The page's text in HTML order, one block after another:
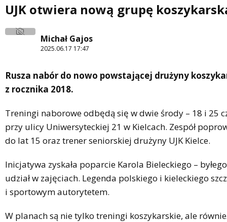
UJK otwiera nową grupę
Michał Gajos
2025.06.17 17:47
Rusza nabór do nowo powstającej drużyny
z rocznika 2018.
Treningi naborowe odbędą się w dwie środy – 18 i 25
przy ulicy Uniwersyteckiej 21 w Kielcach. Zespół
do lat 15 oraz trener seniorskiej drużyny UJK Kielce.
Inicjatywa zyskała poparcie Karola Bieleckiego –
udział w zajęciach. Legenda polskiego i kieleckiego
i sportowym autorytetem.
W planach są nie tylko treningi koszykarskie, ale